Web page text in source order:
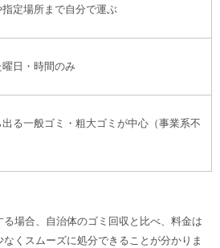
指定場所まで自分で運ぶ
日・時間のみ
る一般ゴミ・粗大ゴミが中心（事業系不
場合、自治体のゴミ回収と比べ、料金は
くスムーズに処分できることが分かりま